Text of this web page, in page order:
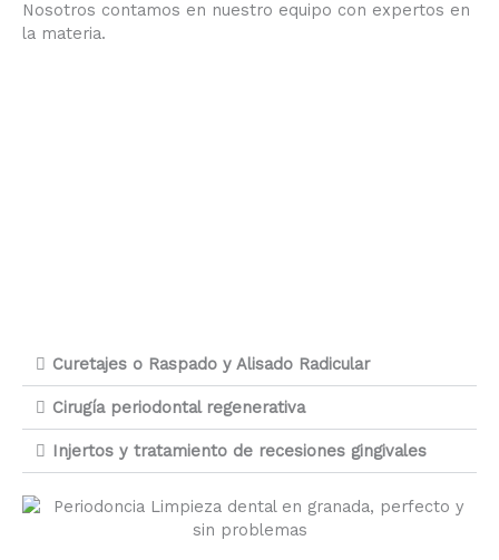
Nosotros contamos en nuestro equipo con expertos en
la materia.
Curetajes o Raspado y Alisado Radicular
Cirugía periodontal regenerativa
Injertos y tratamiento de recesiones gingivales